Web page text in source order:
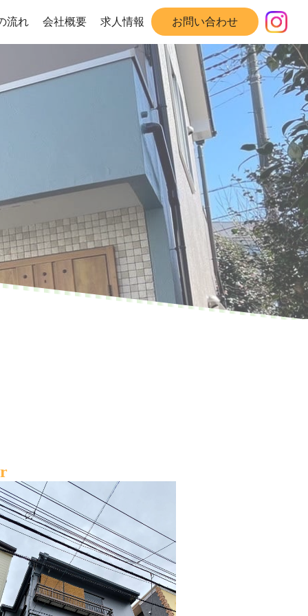
流れ 会社概要 求人情報 お問い合わせ